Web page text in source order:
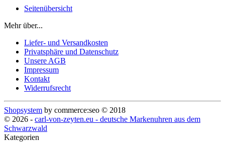
Seitenübersicht
Mehr über...
Liefer- und Versandkosten
Privatsphäre und Datenschutz
Unsere AGB
Impressum
Kontakt
Widerrufsrecht
Shopsystem by commerce:seo © 2018
© 2026 - carl-von-zeyten.eu - deutsche Markenuhren aus dem
Schwarzwald
Kategorien